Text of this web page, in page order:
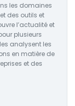
les domaines
des outils et
l’actualité et
plusieurs
analysent les
en matière de
et des